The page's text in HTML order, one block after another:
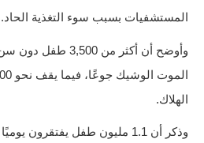
المستشفيات بسبب سوء التغذية الحاد.
وأوضح أن أكثر من
الهلاك.
وذكر أن 1.1 مليون طفل يفتقرون